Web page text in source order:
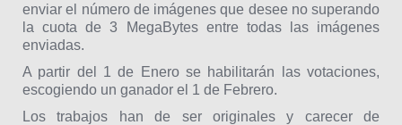
enviar el número de imágenes que desee no superando
la cuota de 3 MegaBytes entre todas las imágenes
enviadas.
A partir del 1 de Enero se habilitarán las votaciones,
escogiendo un ganador el 1 de Febrero.
Los trabajos han de ser originales y carecer de